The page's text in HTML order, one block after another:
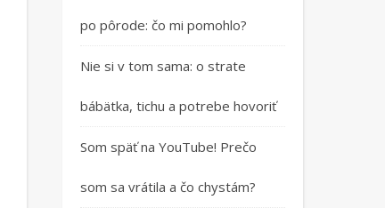
po pôrode: čo mi pomohlo?
Nie si v tom sama: o strate
bábätka, tichu a potrebe hovoriť
Som späť na YouTube! Prečo
som sa vrátila a čo chystám?